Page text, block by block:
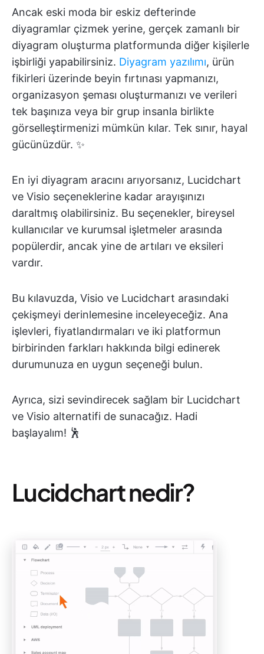
Ancak eski moda bir eskiz defterinde
diyagramlar çizmek yerine, gerçek zamanlı bir
diyagram oluşturma platformunda diğer kişilerle
işbirliği yapabilirsiniz. Diyagram yazılımı, ürün
fikirleri üzerinde beyin fırtınası yapmanızı,
organizasyon şeması oluşturmanızı ve verileri
tek başınıza veya bir grup insanla birlikte
görselleştirmenizi mümkün kılar. Tek sınır, hayal
gücünüzdür. ✨
En iyi diyagram aracını arıyorsanız, Lucidchart
ve Visio seçeneklerine kadar arayışınızı
daraltmış olabilirsiniz. Bu seçenekler, bireysel
kullanıcılar ve kurumsal işletmeler arasında
popülerdir, ancak yine de artıları ve eksileri
vardır.
Bu kılavuzda, Visio ve Lucidchart arasındaki
çekişmeyi derinlemesine inceleyeceğiz. Ana
işlevleri, fiyatlandırmaları ve iki platformun
birbirinden farkları hakkında bilgi edinerek
durumunuza en uygun seçeneği bulun.
Ayrıca, sizi sevindirecek sağlam bir Lucidchart
ve Visio alternatifi de sunacağız. Hadi
başlayalım! 🕺
Lucidchart nedir?